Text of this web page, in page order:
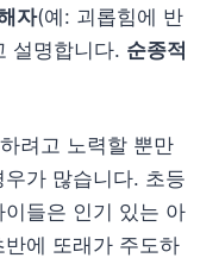
자(예: 괴롭힘에 반
설명합니다. 순종적
려고 노력할 뿐만
가 많습니다. 초등
들은 인기 있는 아
에 또래가 주도하